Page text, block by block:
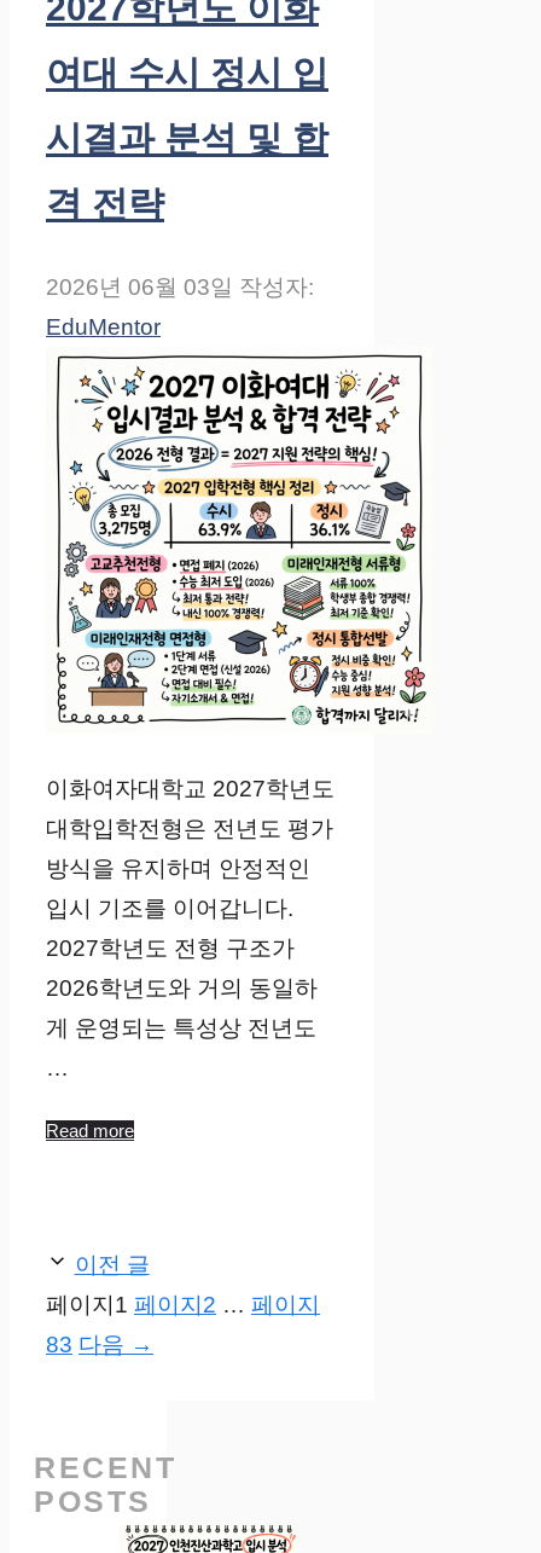
2027학년도 이화
여대 수시 정시 입
시결과 분석 및 합
격 전략
2026년 06월 03일 작성자:
EduMentor
이화여자대학교 2027학년도
대학입학전형은 전년도 평가
방식을 유지하며 안정적인
입시 기조를 이어갑니다.
2027학년도 전형 구조가
2026학년도와 거의 동일하
게 운영되는 특성상 전년도
…
Read more
이전 글
페이지 1 페이지 2 … 페이지
83 다음 →
RECENT
POSTS